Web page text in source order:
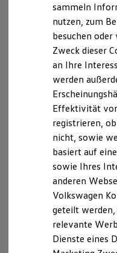
Reichweite
Laden
Laden
Laden
Batterie
Sicherheit
Garantie
Kosten und Kauf
E-Auto-
Software und
Die ID.
ID.
Digitale
Probefahrt
Servicetermin
sammeln
nutzen, zum
besuchen oder
Zweck dieser
an Ihre
werden
Effektivität von
registrieren,
nicht, sowie
basiert auf
sowie Ihres
anderen
Volkswagen
geteilt werden,
relevante
Dienste eines